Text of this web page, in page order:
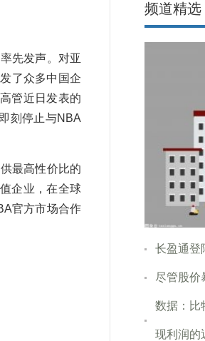
先发声。对亚
了众多中国企
管近日发表的
刻停止与NBA
最高性价比的
企业，在全球
官方市场合作
频道精选
长盈通登
尽管股价
数据：比
现利润的